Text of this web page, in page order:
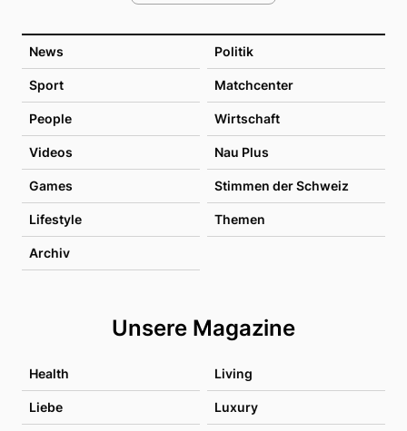
News Politik
Sport Matchcenter
People Wirtschaft
Videos Nau Plus
Games Stimmen der Schweiz
Lifestyle Themen
Archiv
Unsere Magazine
Health Living
Liebe Luxury